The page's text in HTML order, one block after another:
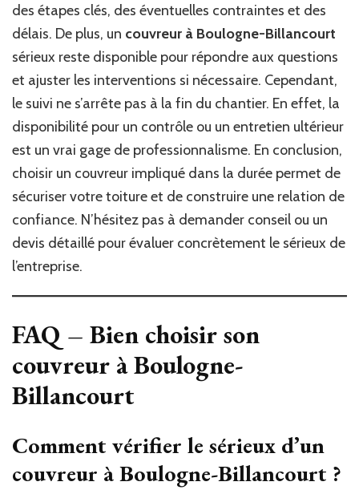
des étapes clés, des éventuelles contraintes et des
délais. De plus, un couvreur à Boulogne-Billancourt
sérieux reste disponible pour répondre aux questions
et ajuster les interventions si nécessaire. Cependant,
le suivi ne s’arrête pas à la fin du chantier. En effet, la
disponibilité pour un contrôle ou un entretien ultérieur
est un vrai gage de professionnalisme. En conclusion,
choisir un couvreur impliqué dans la durée permet de
sécuriser votre toiture et de construire une relation de
confiance. N’hésitez pas à demander conseil ou un
devis détaillé pour évaluer concrètement le sérieux de
l’entreprise.
FAQ – Bien choisir son
couvreur à Boulogne-
Billancourt
Comment vérifier le sérieux d’un
couvreur à Boulogne-Billancourt ?